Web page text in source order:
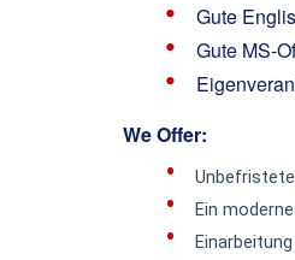
Gute
Gute MS-
We Offer:
Ein